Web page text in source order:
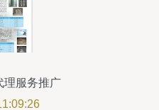
理服务推广